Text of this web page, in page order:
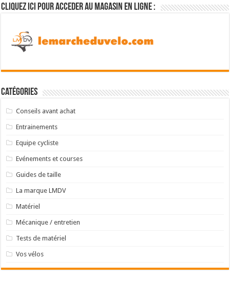
Cliquez ici pour acceder au magasin en ligne :
Catégories
Conseils avant achat
Entrainements
Equipe cycliste
Evénements et courses
Guides de taille
La marque LMDV
Matériel
Mécanique / entretien
Tests de matériel
Vos vélos